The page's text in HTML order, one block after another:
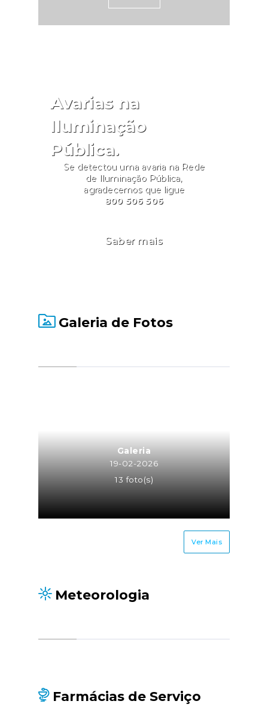
Avarias na
Iluminação
Pública.
Se detectou uma avaria na Rede
de Iluminação Pública,
agradecemos que ligue
800 506 506
Saber mais
Galeria de Fotos
Galeria
19-02-2026
13 foto(s)
Ver Mais
Meteorologia
Farmácias de Serviço